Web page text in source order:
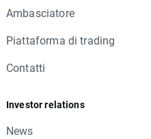
Ambasciatore
Piattaforma di trading
Contatti
Investor relations
News